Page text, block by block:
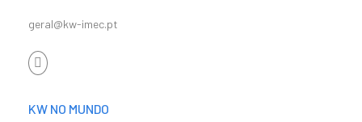
geral@kw-imec.pt
KW NO MUNDO